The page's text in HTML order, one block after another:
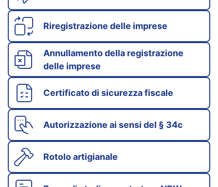
Riregistrazione delle imprese
Annullamento della registrazione
delle imprese
Certificato di sicurezza fiscale
Autorizzazione ai sensi del § 34c
Rotolo artigianale